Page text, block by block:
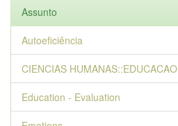
Assunto
Autoeficiência
CIENCIAS HUMANAS::EDUCACAO
Education - Evaluation